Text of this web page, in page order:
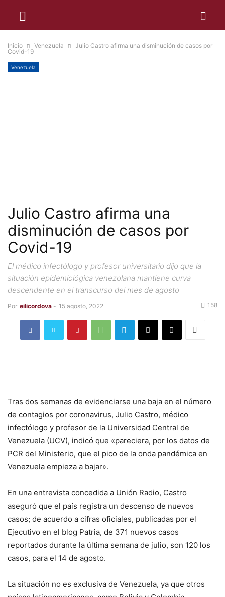
Inicio Venezuela
Julio Castro afirma una disminución de casos por
Covid-19
Venezuela
Julio Castro afirma una
disminución de casos por
Covid-19
El médico infectólogo y profesor universitario dijo que la
situación epidemiológica venezolana mantiene curva
descendente en el transcurso del mes de agosto
Por eilicordova - 15 agosto, 2022 158
Tras dos semanas de evidenciarse una baja en el número
de contagios por coronavirus, Julio Castro, médico
infectólogo y profesor de la Universidad Central de
Venezuela (UCV), indicó que «pareciera, por los datos de
PCR del Ministerio, que el pico de la onda pandémica en
Venezuela empieza a bajar».
En una entrevista concedida a Unión Radio, Castro
aseguró que el país registra un descenso de nuevos
casos; de acuerdo a cifras oficiales, publicadas por el
Ejecutivo en el blog Patria, de 371 nuevos casos
reportados durante la última semana de julio, son 120 los
casos, para el 14 de agosto.
La situación no es exclusiva de Venezuela, ya que otros